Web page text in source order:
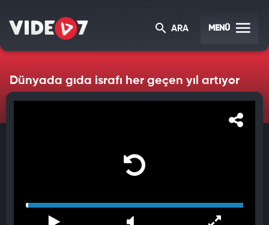
ARA MENÜ
Dünyada gıda israfı her geçen yıl artıyor